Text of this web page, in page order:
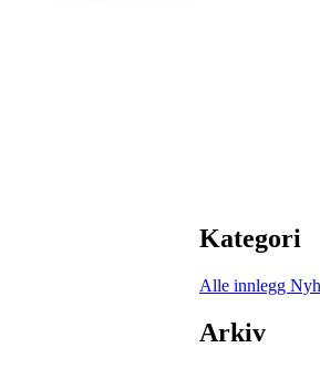
Kategori
Alle innlegg
Arkiv